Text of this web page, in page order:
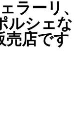
ラーリ、
ルシェな
売店です